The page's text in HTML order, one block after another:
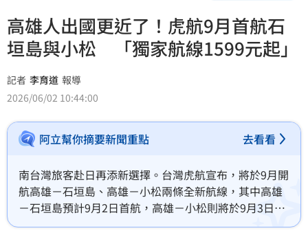
高雄人出國更近了！虎航9月首航石
垣島與小松 「獨家航線1599元起」
記者 李育道 報導
2026/06/02 10:44:00
阿立幫你摘要新聞重點 去看看
南台灣旅客赴日再添新選擇。台灣虎航宣布，將於9月開
航高雄－石垣島、高雄－小松兩條全新航線，其中高雄
－石垣島預計9月2日首航，高雄－小松則將於9月3日開
航。隨著兩條新航線加入，台灣虎航高雄出發航線將增